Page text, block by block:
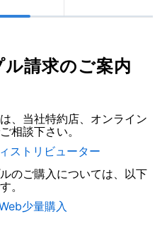
請求のご案内
、当社特約店、オンライン
相談下さい。
ストリビューター
のご購入については、以下
。
少量購入